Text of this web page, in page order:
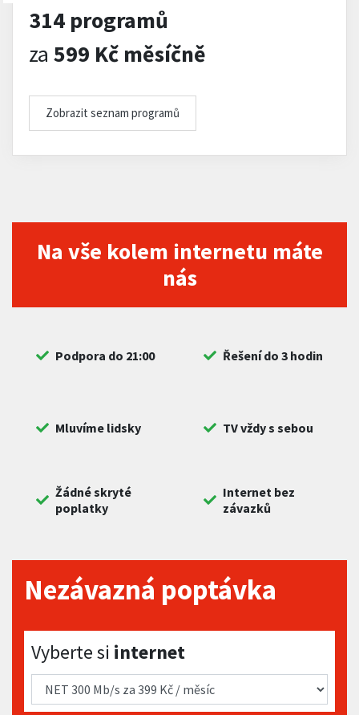
314 programů
za 599 Kč měsíčně
Zobrazit seznam programů
Na vše kolem internetu máte
nás
Podpora do 21:00 Řešení do 3 hodin
Mluvíme lidsky TV vždy s sebou
Žádné skryté
poplatky
Internet bez
závazků
Nezávazná poptávka
Vyberte si internet
Vyberte si internet